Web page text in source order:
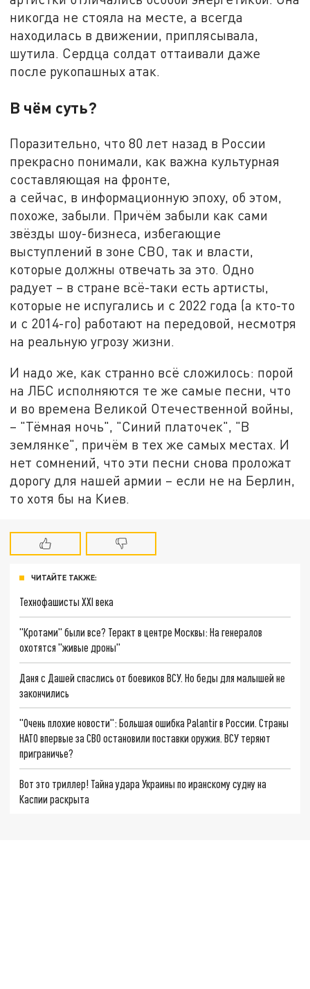
никогда не стояла на месте, а всегда
находилась в движении, приплясывала,
шутила. Сердца солдат оттаивали даже
после рукопашных атак.
В чём суть?
Поразительно, что 80 лет назад в России
прекрасно понимали, как важна культурная
составляющая на фронте,
а сейчас, в информационную эпоху, об этом,
похоже, забыли. Причём забыли как сами
звёзды шоу-бизнеса, избегающие
выступлений в зоне СВО, так и власти,
которые должны отвечать за это. Одно
радует – в стране всё-таки есть артисты,
которые не испугались и с 2022 года (а кто-то
и с 2014-го) работают на передовой, несмотря
на реальную угрозу жизни.
И надо же, как странно всё сложилось: порой
на ЛБС исполняются те же самые песни, что
и во времена Великой Отечественной войны,
– "Тёмная ночь", "Синий платочек", "В
землянке", причём в тех же самых местах. И
нет сомнений, что эти песни снова проложат
дорогу для нашей армии – если не на Берлин,
то хотя бы на Киев.
ЧИТАЙТЕ ТАКЖЕ:
Технофашисты XXI века
"Кротами" были все? Теракт в центре Москвы: На генералов
охотятся "живые дроны"
Даня с Дашей спаслись от боевиков ВСУ. Но беды для малышей не
закончились
"Очень плохие новости": Большая ошибка Palantir в России. Страны
НАТО впервые за СВО остановили поставки оружия. ВСУ теряют
приграничье?
Вот это триллер! Тайна удара Украины по иранскому судну на
Каспии раскрыта